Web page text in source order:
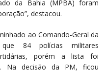
da Bahia (MPBA) foram
destacou.
ao Comando-Geral da
que 84 polícias militares
porém a lista foi
Na decisão da PM, ficou